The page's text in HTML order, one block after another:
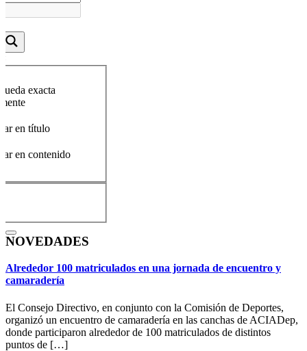
exacta
en título
en contenido
NOVEDADES
Alrededor 100 matriculados en una jornada de encuentro y
camaradería
El Consejo Directivo, en conjunto con la Comisión de Deportes,
organizó un encuentro de camaradería en las canchas de ACIADep,
donde participaron alrededor de 100 matriculados de distintos
puntos de […]